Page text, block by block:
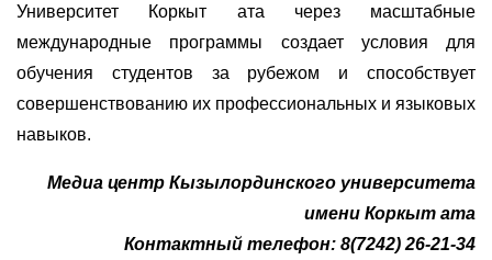
Университет Коркыт ата через масштабные
международные программы создает условия для
обучения студентов за рубежом и способствует
совершенствованию их профессиональных и языковых
навыков.
Медиа центр Кызылординского университета
имени Коркыт ата
Контактный телефон: 8(7242) 26-21-34